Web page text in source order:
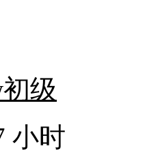
级
小时